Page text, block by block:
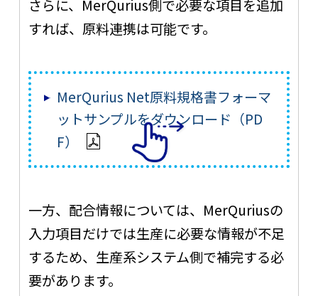
さらに、MerQurius側で必要な項目を追加
すれば、原料連携は可能です。
MerQurius Net原料規格書フォーマ
ットサンプルをダウンロード（PD
F）
一方、配合情報については、MerQuriusの
入力項目だけでは生産に必要な情報が不足
するため、生産系システム側で補完する必
要があります。